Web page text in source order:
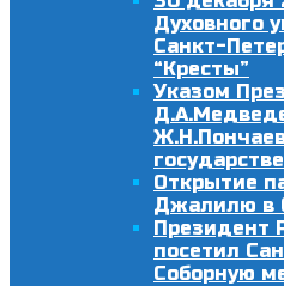
Духовного
Санкт-
“Кресты”
Указом
Открытие
Джалилю в
Президент
посетил
Соборную